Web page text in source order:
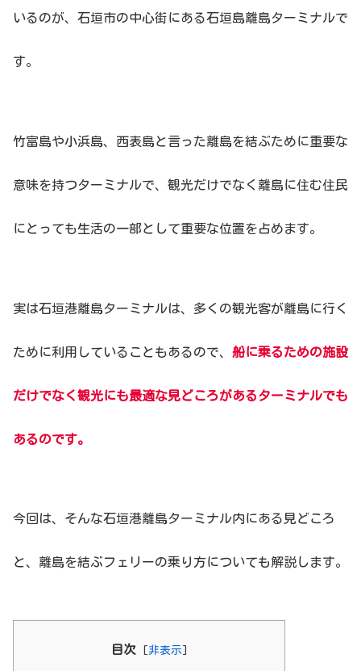
いるのが、石垣市の中心街にある石垣島離島ターミナルで
す。
竹富島や小浜島、西表島と言った離島を結ぶために重要な
意味を持つターミナルで、観光だけでなく離島に住む住民
にとっても生活の一部として重要な位置を占めます。
実は石垣港離島ターミナルは、多くの観光客が離島に行く
ために利用していることもあるので、 船に乗るための施設
だけでなく観光にも最適な見どころがあるターミナルでも
あるのです。
今回は、そんな石垣港離島ターミナル内にある見どころ
と、離島を結ぶフェリーの乗り方についても解説します。
目次 [ 非表示 ]